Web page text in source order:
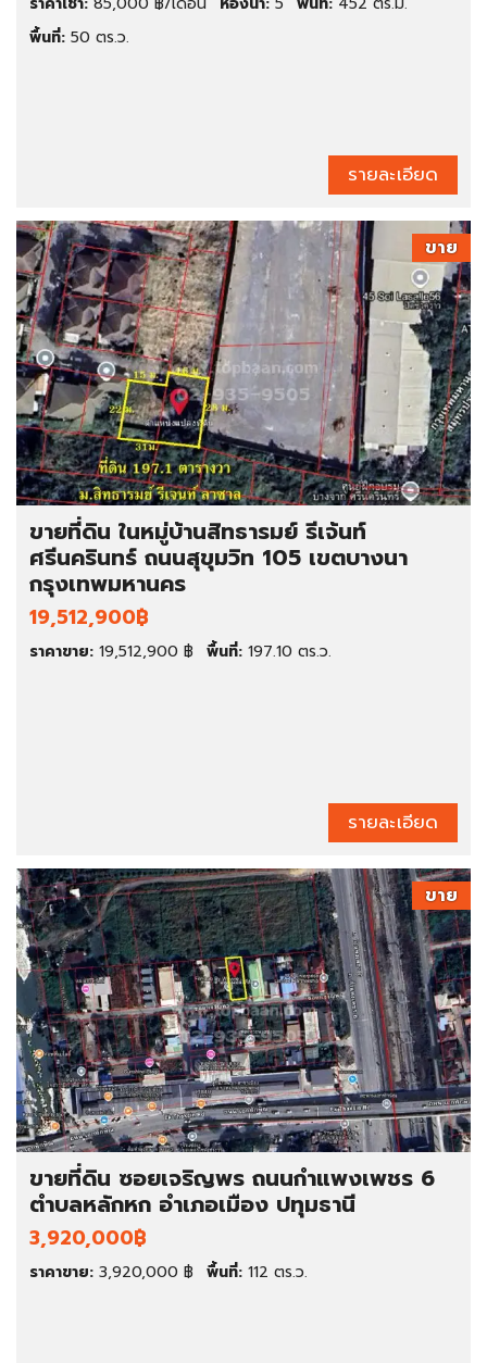
พื้นที่: 50 ตร.ว.
รายละเอียด
ขาย
ขายที่ดิน ในหมู่บ้านสิทธารมย์ รีเจ้นท์
ศรีนครินทร์ ถนนสุขุมวิท 105 เขตบางนา
กรุงเทพมหานคร
19,512,900฿
ราคาขาย: 19,512,900 ฿ พื้นที่: 197.10 ตร.ว.
รายละเอียด
ขาย
ขายที่ดิน ซอยเจริญพร ถนนกําแพงเพชร 6
ตำบลหลักหก อำเภอเมือง ปทุมธานี
3,920,000฿
ราคาขาย: 3,920,000 ฿ พื้นที่: 112 ตร.ว.